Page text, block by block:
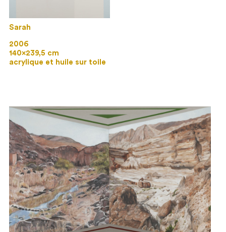
Sarah
2006
140×239,5 cm
acrylique et huile sur toile